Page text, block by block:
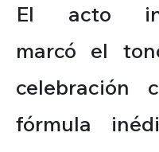
El acto
marcó el
celebración
fórmula